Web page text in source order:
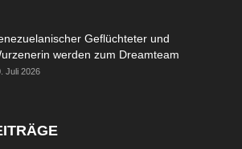
Geflüchteter und
werden zum Dreamteam
Juli 2026